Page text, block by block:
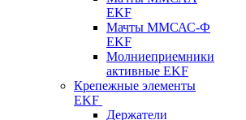
EKF
Мачты ММСАС-Ф
EKF
Молниеприемники
активные EKF
Крепежные элементы
EKF
Держатели